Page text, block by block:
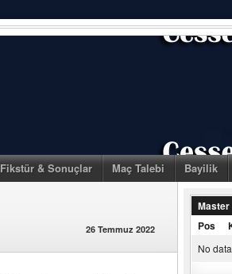
Fikstür & Sonuçlar Maç Talebi Bayilik
26 Temmuz 2022
Master
Pos
No